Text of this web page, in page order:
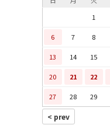
1
6 7 8
13 14 15
20 21 22
27 28 29